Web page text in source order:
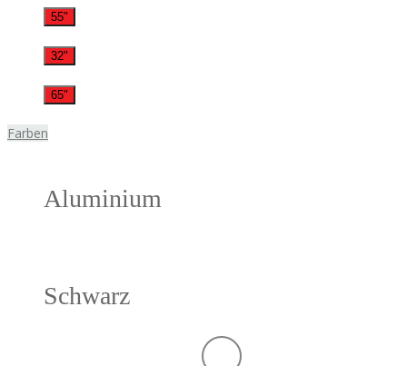
55"
32"
65"
Farben
Aluminium
Schwarz